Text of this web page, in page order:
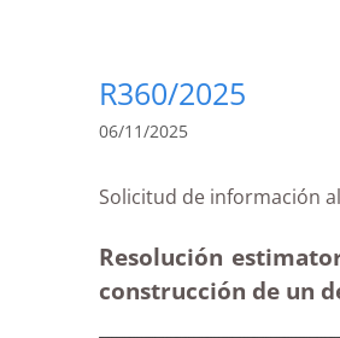
R360/2025
06/11/2025
Solicitud de
Resolución
construcción de un